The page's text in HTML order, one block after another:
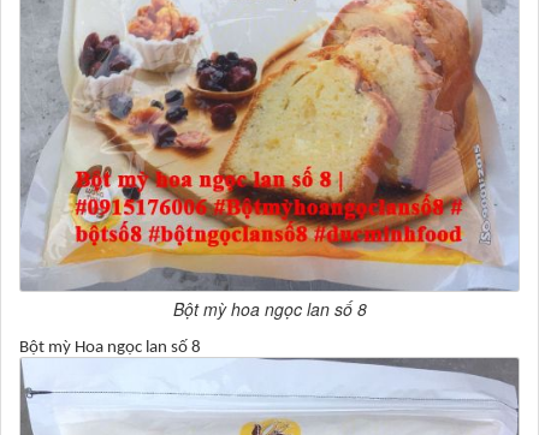
Bột mỳ hoa ngọc lan số 8
Bột mỳ Hoa ngọc lan số 8